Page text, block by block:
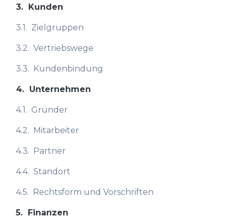
3. Kunden
3.1. Zielgruppen
3.2. Vertriebswege
3.3. Kundenbindung
4. Unternehmen
4.1. Gründer
4.2. Mitarbeiter
4.3. Partner
4.4. Standort
4.5. Rechtsform und Vorschriften
5. Finanzen